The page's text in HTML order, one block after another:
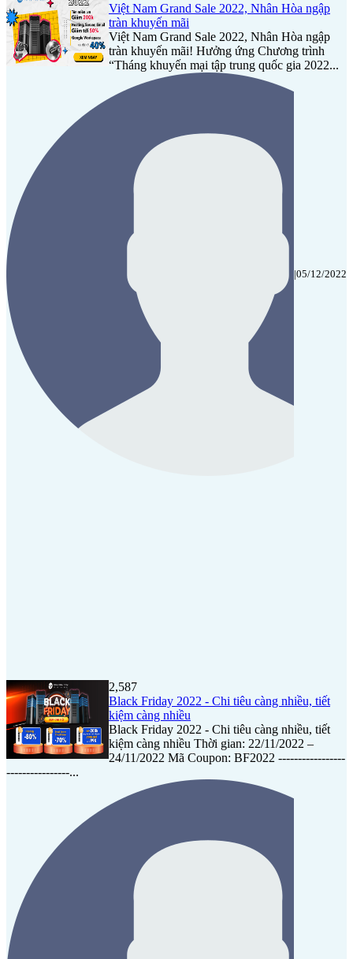
Việt Nam Grand Sale 2022, Nhân Hòa ngập
tràn khuyến mãi
Việt Nam Grand Sale 2022, Nhân Hòa ngập
tràn khuyến mãi! Hưởng ứng Chương trình
“Tháng khuyến mại tập trung quốc gia 2022...
|05/12/2022
2,587
Black Friday 2022 - Chi tiêu càng nhiều, tiết
kiệm càng nhiều
Black Friday 2022 - Chi tiêu càng nhiều, tiết
kiệm càng nhiều Thời gian: 22/11/2022 –
24/11/2022 Mã Coupon: BF2022 -----------------
----------------...